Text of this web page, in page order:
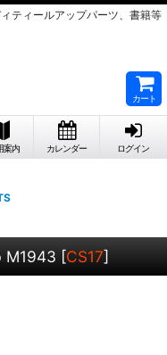
ティールアップパーツ、書籍等
カート
案内 カレンダー ログイン
M1943 [CS17]